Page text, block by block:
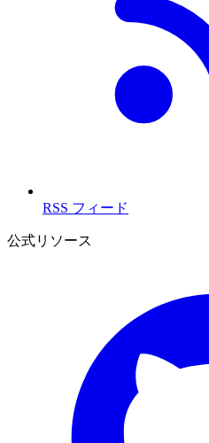
RSS フィード
公式リソース